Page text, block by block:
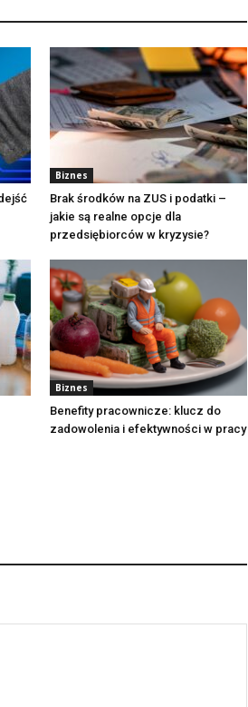
Biznes
Brak środków na ZUS i podatki –
jakie są realne opcje dla
przedsiębiorców w kryzysie?
Biznes
Benefity pracownicze: klucz do
zadowolenia i efektywności w pracy